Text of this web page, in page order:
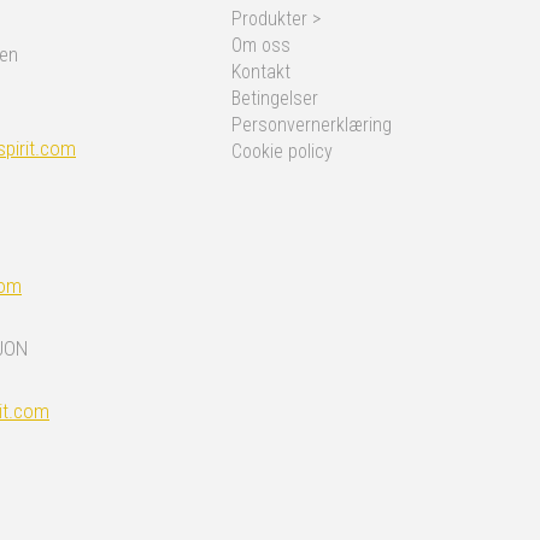
Produkter >
Om oss
Kontakt
Betingelser
Personvernerklæring
Cookie policy